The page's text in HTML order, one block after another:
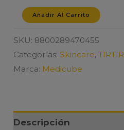
MEDICUBE
LIP
SLEEPING
MASK
Añadir Al Carrito
SKU: 8800289470455
Categorías:Skincare,TIRTIR
Marca: Medicube
Descripción